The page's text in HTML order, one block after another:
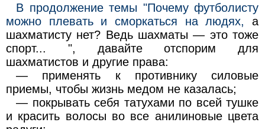
В продолжение темы "Почему футболисту
можно плевать и сморкаться на людях,
а
шахматисту нет? Ведь шахматы — это тоже
спорт... ", давайте отспорим для
шахматистов и другие права:
— применять к противнику силовые
приемы, чтобы жизнь медом не казалась;
— покрывать себя татухами по всей тушке
и красить волосы во все анилиновые цвета